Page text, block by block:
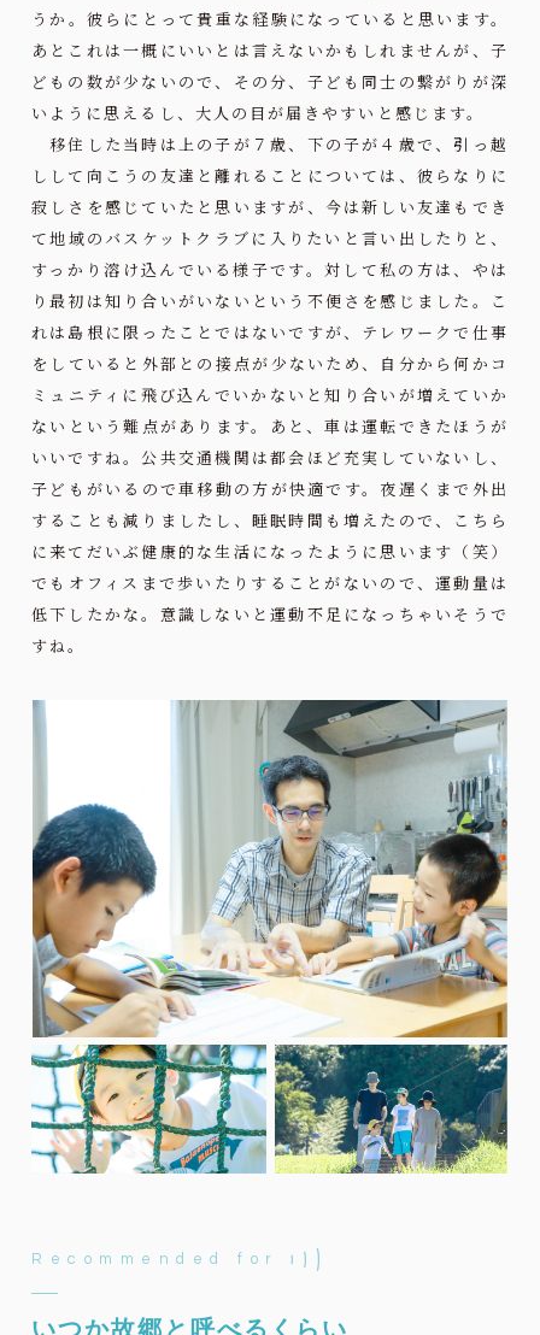
うか。彼らにとって貴重な経験になっていると思います。
あとこれは一概にいいとは言えないかもしれませんが、子
どもの数が少ないので、その分、子ども同士の繋がりが深
いように思えるし、大人の目が届きやすいと感じます。
移住した当時は上の子が７歳、下の子が４歳で、引っ越
しして向こうの友達と離れることについては、彼らなりに
寂しさを感じていたと思いますが、今は新しい友達もでき
て地域のバスケットクラブに入りたいと言い出したりと、
すっかり溶け込んでいる様子です。対して私の方は、やは
り最初は知り合いがいないという不便さを感じました。こ
れは島根に限ったことではないですが、テレワークで仕事
をしていると外部との接点が少ないため、自分から何かコ
ミュニティに飛び込んでいかないと知り合いが増えていか
ないという難点があります。あと、車は運転できたほうが
いいですね。公共交通機関は都会ほど充実していないし、
子どもがいるので車移動の方が快適です。夜遅くまで外出
することも減りましたし、睡眠時間も増えたので、こちら
に来てだいぶ健康的な生活になったように思います（笑）
でもオフィスまで歩いたりすることがないので、運動量は
低下したかな。意識しないと運動不足になっちゃいそうで
すね。
Recommended for
いつか故郷と呼べるくらい